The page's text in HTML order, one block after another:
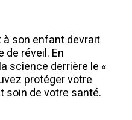
à son enfant devrait
de réveil. En
science derrière le «
protéger votre
soin de votre santé.